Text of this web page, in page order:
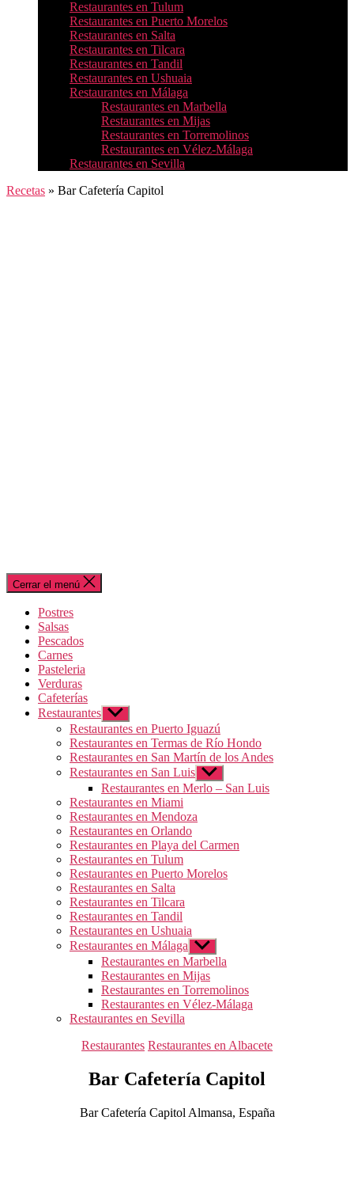
Restaurantes en Tulum
Restaurantes en Puerto Morelos
Restaurantes en Salta
Restaurantes en Tilcara
Restaurantes en Tandil
Restaurantes en Ushuaia
Restaurantes en Málaga
Restaurantes en Marbella
Restaurantes en Mijas
Restaurantes en Torremolinos
Restaurantes en Vélez-Málaga
Restaurantes en Sevilla
Recetas » Bar Cafetería Capitol
Cerrar el menú
Postres
Salsas
Pescados
Carnes
Pasteleria
Verduras
Cafeterías
Restaurantes Mostrar
el
submenú
Restaurantes en Puerto Iguazú
Restaurantes en Termas de Río Hondo
Restaurantes en San Martín de los Andes
Restaurantes en San Luis Mostrar
el
submenú
Restaurantes en Merlo – San Luis
Restaurantes en Miami
Restaurantes en Mendoza
Restaurantes en Orlando
Restaurantes en Playa del Carmen
Restaurantes en Tulum
Restaurantes en Puerto Morelos
Restaurantes en Salta
Restaurantes en Tilcara
Restaurantes en Tandil
Restaurantes en Ushuaia
Restaurantes en Málaga Mostrar
el
submenú
Restaurantes en Marbella
Restaurantes en Mijas
Restaurantes en Torremolinos
Restaurantes en Vélez-Málaga
Restaurantes en Sevilla
Categorías
Restaurantes Restaurantes en Albacete
Bar Cafetería Capitol
Bar Cafetería Capitol Almansa, España